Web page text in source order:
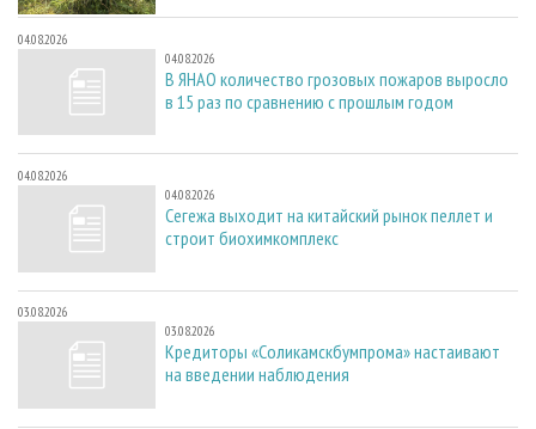
04.08.2026
04.08.2026
В ЯНАО количество грозовых пожаров выросло
в 15 раз по сравнению с прошлым годом
04.08.2026
04.08.2026
Сегежа выходит на китайский рынок пеллет и
строит биохимкомплекс
03.08.2026
03.08.2026
Кредиторы «Соликамскбумпрома» настаивают
на введении наблюдения